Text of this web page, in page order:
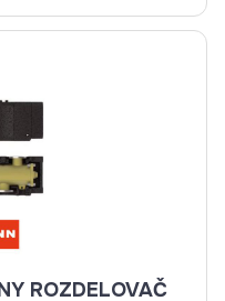
ROZDELOVAČ